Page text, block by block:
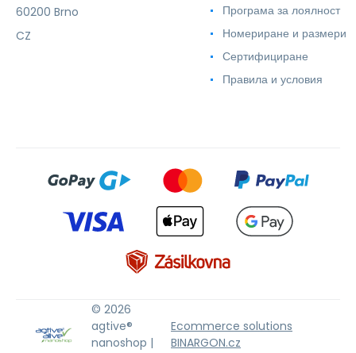
60200 Brno
CZ
Програма за лоялност
Номериране и размери
Сертифициране
Правила и условия
© 2026
agtive®
nanoshop |
Ecommerce solutions
BINARGON.cz